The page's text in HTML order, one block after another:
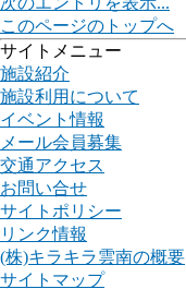
このページのトップへ
サイトメニュー
施設紹介
施設利用について
イベント情報
メール会員募集
交通アクセス
お問い合せ
サイトポリシー
リンク情報
(株)キラキラ雲南の概要
サイトマップ